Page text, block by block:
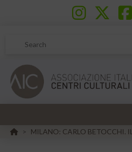
Search
HOME
> MILANO: CARLO BETOCCHI.